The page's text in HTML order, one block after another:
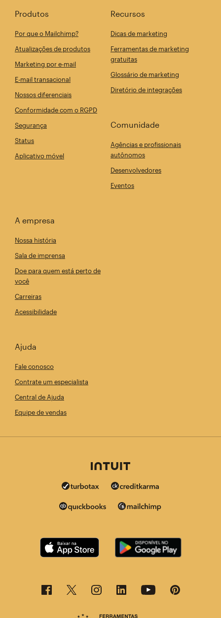
Produtos
Por que o Mailchimp?
Atualizações de produtos
Marketing por e-mail
E-mail transacional
Nossos diferenciais
Conformidade com o RGPD
Segurança
Status
Aplicativo móvel
Recursos
Dicas de marketing
Ferramentas de marketing
gratuitas
Glossário de marketing
Diretório de integrações
Comunidade
Agências e profissionais
autônomos
Desenvolvedores
Eventos
A empresa
Nossa história
Sala de imprensa
Doe para quem está perto de
você
Carreiras
Acessibilidade
Ajuda
Fale conosco
Contrate um especialista
Central de Ajuda
Equipe de vendas